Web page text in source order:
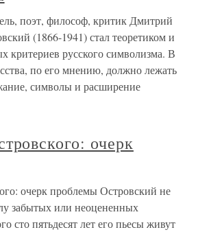
поэт, философ, критик Дмитрий
(1866-1941) стал теоретиком и
критериев русского символизма. В
по его мнению, должно лежать
символы и расширение
очерк
очерк проблемы Островский не
забытых или неоцененных
сто пятьдесят лет его пьесы живут